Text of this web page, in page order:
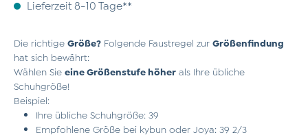
Lieferzeit 8-10 Tage**
Die richtige Größe? Folgende Faustregel zur Größenfindung
hat sich bewährt:
Wählen Sie eine Größenstufe höher als Ihre übliche
Schuhgröße!
Beispiel:
Ihre übliche Schuhgröße: 39
Empfohlene Größe bei kybun oder Joya: 39 2/3